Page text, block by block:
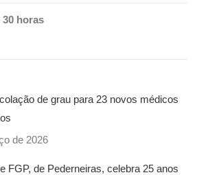
horas
de grau para 23 novos médicos
de 2026
FGP, de Pederneiras, celebra 25 anos